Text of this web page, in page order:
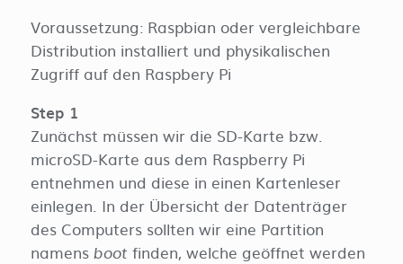
Voraussetzung: Raspbian oder vergleichbare
Distribution installiert und physikalischen
Zugriff auf den Raspbery Pi
Step 1
Zunächst müssen wir die SD-Karte bzw.
microSD-Karte aus dem Raspberry Pi
entnehmen und diese in einen Kartenleser
einlegen. In der Übersicht der Datenträger
des Computers sollten wir eine Partition
namens boot finden, welche geöffnet werden